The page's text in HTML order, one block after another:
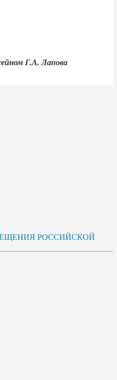
Г.А. Лапова